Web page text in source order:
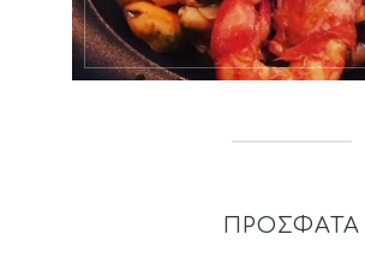
ΠΡΟΣΦΑΤΑ